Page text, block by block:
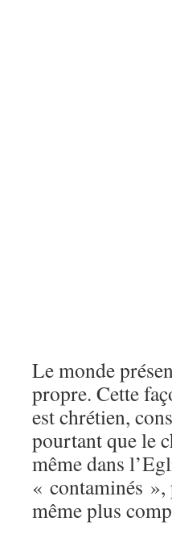
Le monde
propre. Cette
est chrétien,
pourtant que le
même dans
« contaminés »,
même plus